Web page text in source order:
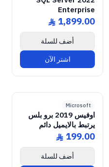
Enterprise
ê 1,899.00
أضف للسلة
اشتر الآن
GENUINE SOFTWARE
LICENSE
Office
2019 Pro Plus
Windows • 1 Device • Lifetime
Microsoft
اوفيس 2019 برو بلس
يرتبط بالايميل دائم
ê 199.00
أضف للسلة